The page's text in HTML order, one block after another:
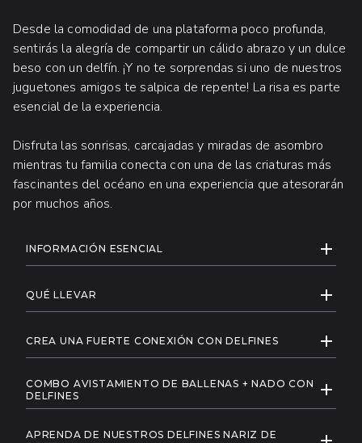
Desde la comodidad de una plataforma poco profunda,
sentirás la alegría de compartir un cálido abrazo y un dulce
beso con un delfín. ¡Y no te sorprendas si uno de nuestros
juguetones amigos te salpica de repente! La risa es parte
esencial de la experiencia.
Disfruta las sonrisas, carcajadas y miradas de asombro
mientras tu familia conecta con una de las criaturas más
fascinantes del océano en una experiencia que atesorarán
por muchos años.
INFORMACIÓN ADICIONAL
INFORMACIÓN ESENCIAL
oficina de Check-in de Vallarta Adventures
al menos 45 minutos antes del inicio del
programa.
Edad mínima: 1 año.
Precio de niño:De 5 a 11 años.
Precio de adulto:A partir de 12 años
Infantesentre 1 y 4 añosdisfrutan de
QUÉ LLEVAR
solar
CREA UNA FUERTE CONEXIÓN CON DELFINES
Vallarta está diseñado para ayudarte a crear una
maravillosa conexión con estos impresionantes
COMBO AVISTAMIENTO DE BALLENAS + NADO CON
DELFINES
fantástica es nuestra increíble aventura
APRENDA DE NUESTROS DELFINES NARIZ DE